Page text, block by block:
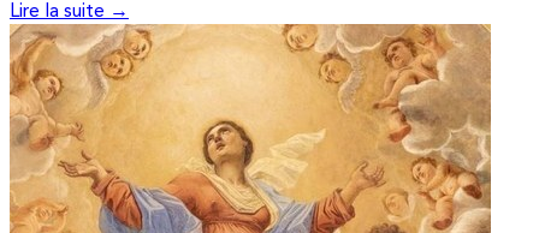
Lire la suite →